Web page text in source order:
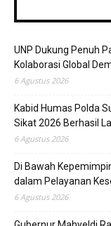
UNP Dukung Penuh
Kolaborasi Global
6 Agustus 2026
Kabid Humas Polda
Sikat 2026 Berhasil
6 Agustus 2026
Di Bawah
dalam Pelayanan
6 Agustus 2026